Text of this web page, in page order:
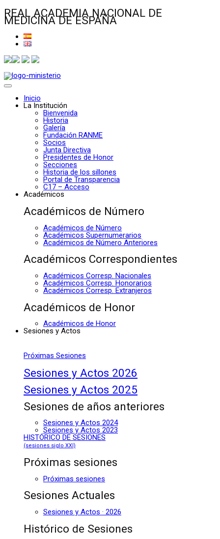
REAL ACADEMIA NACIONAL DE
MEDICINA DE ESPAÑA
Inicio
La Institución
Bienvenida
Historia
Galería
Fundación RANME
Socios
Junta Directiva
Presidentes de Honor
Secciones
Historia de los sillones
Portal de Transparencia
C17 – Acceso
Académicos
Académicos de Número
Académicos de Número
Académicos Supernumerarios
Académicos de Número Anteriores
Académicos Correspondientes
Académicos Corresp. Nacionales
Académicos Corresp. Honorarios
Académicos Corresp. Extranjeros
Académicos de Honor
Académicos de Honor
Sesiones y Actos
Próximas Sesiones
Sesiones y Actos 2026
Sesiones y Actos 2025
Sesiones de años anteriores
Sesiones y Actos 2024
Sesiones y Actos 2023
HISTÓRICO DE SESIONES
(sesiones siglo XXI)
Próximas sesiones
Próximas sesiones
Sesiones Actuales
Sesiones y Actos · 2026
Histórico de Sesiones